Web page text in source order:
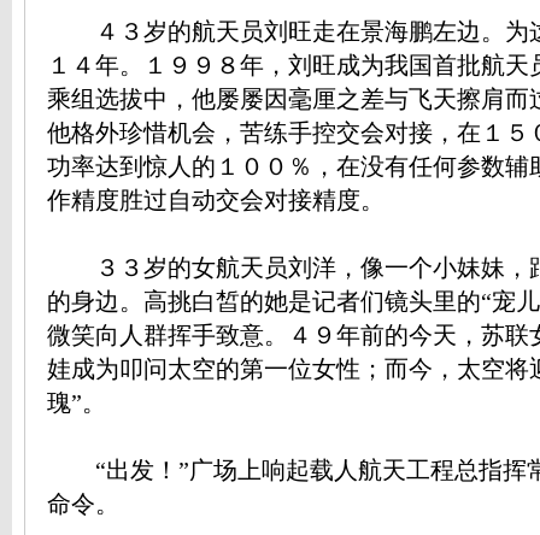
４３岁的航天员刘旺走在景海鹏左边。为
１４年。１９９８年，刘旺成为我国首批航天
乘组选拔中，他屡屡因毫厘之差与飞天擦肩而
他格外珍惜机会，苦练手控交会对接，在１５
功率达到惊人的１００％，在没有任何参数辅
作精度胜过自动交会对接精度。
３３岁的女航天员刘洋，像一个小妹妹，
的身边。高挑白皙的她是记者们镜头里的“宠
微笑向人群挥手致意。４９年前的今天，苏联
娃成为叩问太空的第一位女性；而今，太空将
瑰”。
“出发！”广场上响起载人航天工程总指挥
命令。